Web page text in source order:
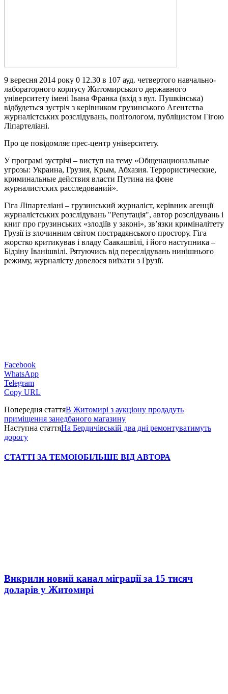
9 вересня 2014 року 0 12.30 в 107 ауд. четвертого навчально-
лабораторного корпусу Житомирського державного
університету імені Івана Франка (вхід з вул. Пушкінська)
відбудеться зустріч з керівником грузинського Агентства
журналістських розслідувань, політологом, публіцистом Гігою
Ліпартеліані.
Про це повідомляє прес-центр університету.
У програмі зустрічі – виступ на тему «Общенациональные
угрозы: Украина, Грузия, Крым, Абхазия. Террористические,
криминальные действия власти Путина на фоне
журналистских расследований».
Гіга Ліпартеліані – грузинський журналіст, керівник агенції
журналістських розслідувань "Репутація", автор розслідувань і
книг про грузинських «злодіїв у законі», зв’язки криміналітету
Грузії із злочинним світом пострадянського простору. Гіга
жорстко критикував і владу Саакашвілі, і його наступника –
Бідзіну Іванішвілі. Рятуючись від переслідувань нинішнього
режиму, журналісту довелося виїхати з Грузії.
Facebook
WhatsApp
Telegram
Copy URL
Попередня статтяВ Житомирі з аукціону продадуть
приміщення занедбаного магазину
Наступна статтяНа Бердичівській два дні ремонтуватимуть
дорогу
СТАТТІ ЗА ТЕМОЮБІЛЬШЕ ВІД АВТОРА
Викрили новий канал міграції за 15 тисяч
доларів у Житомирі